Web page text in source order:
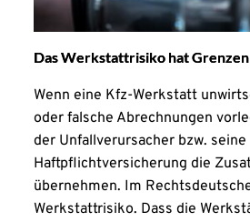
Das Werkstattrisiko hat Grenzen
Wenn eine Kfz-Werkstatt
oder falsche Abrechnungen
der Unfallverursacher bzw. seine
Haftpflichtversicherung die
übernehmen. Im
Werkstattrisiko. Dass die